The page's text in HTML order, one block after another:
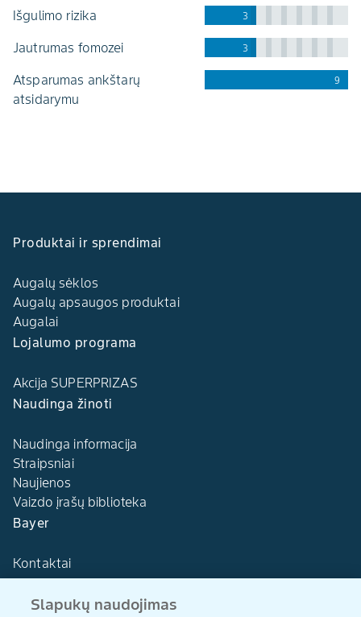
išgulimo rizika 3
jautrumas fomozei 3
atsparumas ankštarų
atsidarymu
9
Produktai ir sprendimai
Augalų sėklos
Augalų apsaugos produktai
Augalai
Lojalumo programa
Akcija SUPERPRIZAS
Naudinga žinoti
Naudinga informacija
Straipsniai
Naujienos
Vaizdo įrašų biblioteka
Bayer
Kontaktai
Slapukų naudojimas